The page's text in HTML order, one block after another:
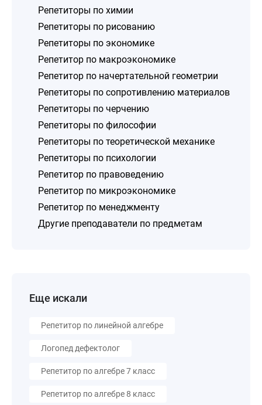
Репетиторы по химии
Репетиторы по рисованию
Репетиторы по экономике
Репетитор по макроэкономике
Репетитор по начертательной геометрии
Репетиторы по сопротивлению материалов
Репетиторы по черчению
Репетиторы по философии
Репетиторы по теоретической механике
Репетиторы по психологии
Репетитор по правоведению
Репетитор по микроэкономике
Репетитор по менеджменту
Другие преподаватели по предметам
Еще искали
Репетитор по линейной алгебре
Логопед дефектолог
Репетитор по алгебре 7 класс
Репетитор по алгебре 8 класс